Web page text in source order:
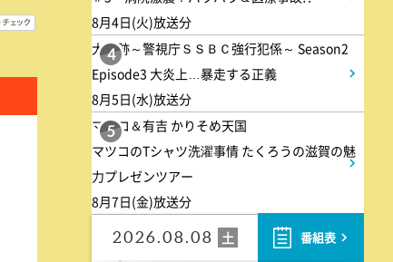
8月4日(火)放送分
4
大追跡～警視庁ＳＳＢＣ強行犯係～ Season2
Episode3 大炎上…暴走する正義
8月5日(水)放送分
5
マツコ＆有吉 かりそめ天国
マツコのTシャツ洗濯事情 たくろうの滋賀の魅
力プレゼンツアー
8月7日(金)放送分
2026.08.08 土 番組表
らしをする衝撃家族
午前 9:55
しあわせのたね。
午前 10:00
題名のない音楽会「背筋も凍
る!恐怖を感じる音楽会」